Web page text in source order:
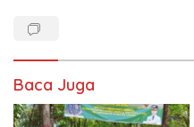
o
o
o
n
Baca Juga